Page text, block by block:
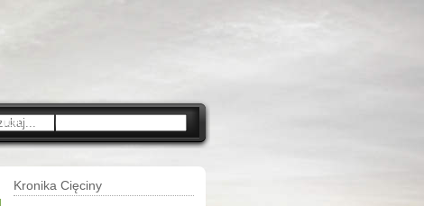
Kronika Cięciny